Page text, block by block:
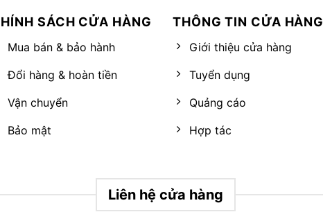
SÁCH CỬA HÀNG
Mua bán & bảo hành
Đổi hàng & hoàn tiền
Vận chuyển
Bảo mật
THÔNG TIN CỬA HÀNG
Giới thiệu cửa hàng
Tuyển dụng
Quảng cáo
Hợp tác
Liên hệ cửa hàng